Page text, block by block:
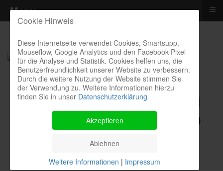
Kontakthotline I Bestellung I
Kosten I Beratung: 04385 900
9299
Cookie Hinweis
Diese Internetseite verwendet Cookies, Smartsupp,
Mouseflow, Google Analytics und den Facebook-Pixel
für die Analyse und Statistik. Cookies helfen uns, die
Benutzerfreundlichkeit unserer Website zu verbessern.
Durch die weitere Nutzung der Website stimmen Sie
der Verwendung zu. Weitere Informationen hierzu
finden Sie in unser Datenschutzerklärung
Akzeptieren
Ablehnen
Weitere Informationen | Impressum
Menu ≡